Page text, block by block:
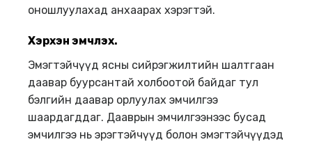
оношлуулахад анхаарах хэрэгтэй.
Хэрхэн эмчлэх.
Эмэгтэйчүүд ясны сийрэгжилтийн шалтгаан
даавар буурсантай холбоотой байдаг тул
бэлгийн даавар орлуулах эмчилгээ
шаардагддаг. Дааврын эмчилгээнээс бусад
эмчилгээ нь эрэгтэйчүүд болон эмэгтэйчүүдэд